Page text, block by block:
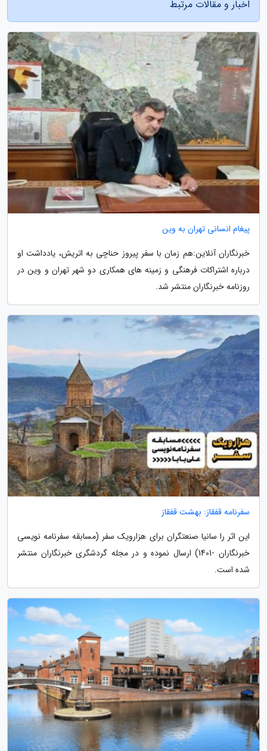
اخبار و مقالات مرتبط
پیغام انسانی تهران به وین
خبرنگاران آنلاین:هم زمان با سفر پیروز حناچی به اتریش، یادداشت او
درباره اشتراکات فرهنگی و زمینه های همکاری دو شهر تهران و وین در
روزنامه خبرنگاران منتشر شد.
سفرنامه قفقاز: بهشت قفقاز
این اثر را سانیا صنعتگران برای هزارویک سفر (مسابقه سفرنامه نویسی
خبرنگاران -1401) ارسال نموده و در مجله گردشگری خبرنگاران منتشر
شده است.